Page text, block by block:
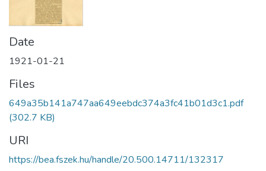
Date
1921-01-21
Files
649a35b141a747aa649eebdc374a3fc41b01d3c1.pdf
(302.7 KB)
URI
https://bea.fszek.hu/handle/20.500.14711/132317